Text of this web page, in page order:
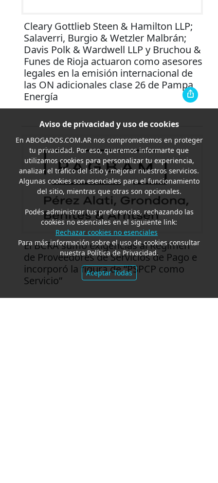
Cleary Gottlieb Steen & Hamilton LLP;
Salaverri, Burgio & Wetzler Malbrán;
Davis Polk & Wardwell LLP y Bruchou &
Funes de Rioja actuaron como asesores
legales en la emisión internacional de
las ON adicionales clase 26 de Pampa
Energía
El BCRA sumó exigencias al Régimen
de Proveedores de Servicios de Pago e
incorporó la figura de “PSPCP como
Servicio”
Aviso de privacidad y uso de cookies
En ABOGADOS.COM.ARnos comprometemos en proteger
tu privacidad. Por eso, queremos informarte que
utilizamos cookies para personalizar tu experiencia,
analizar el tráfico del sitio y mejorar nuestros servicios.
Algunas cookies son esenciales para el funcionamiento
del sitio, mientras que otras son opcionales.
Podés administrar tus preferencias, rechazando las
cookies no esenciales en el siguiente link:
Rechazar cookies no esenciales
Para más información sobre el uso de cookies consultar
nuestra Política de Privacidad.
Aceptar Todas